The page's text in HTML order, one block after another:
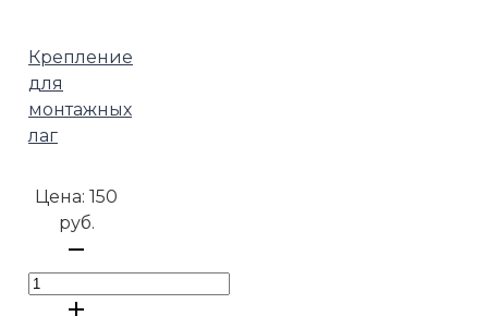
Крепление
для
монтажных
лаг
Цена:150
руб.